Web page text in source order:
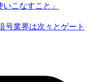
こなすこと」
号業界は次々とゲート